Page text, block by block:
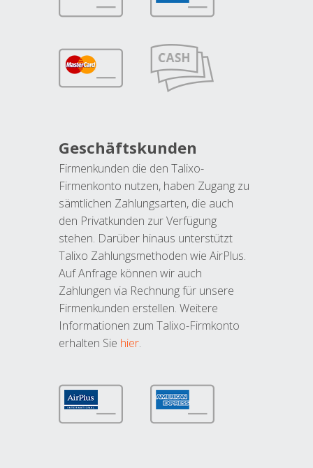
Geschäftskunden
Firmenkunden die den Talixo-
Firmenkonto nutzen, haben Zugang zu
sämtlichen Zahlungsarten, die auch
den Privatkunden zur Verfügung
stehen. Darüber hinaus unterstützt
Talixo Zahlungsmethoden wie AirPlus.
Auf Anfrage können wir auch
Zahlungen via Rechnung für unsere
Firmenkunden erstellen. Weitere
Informationen zum Talixo-Firmkonto
erhalten Sie hier.